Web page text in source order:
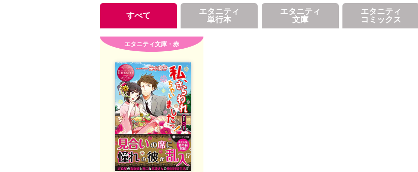
すべて
エタニティ
単行本
エタニティ
文庫
エタニティ
コミックス
エタニティ文庫・赤